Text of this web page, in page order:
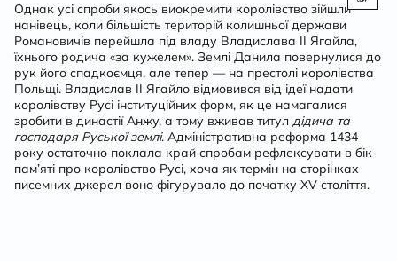
Однак усі спроби якось виокремити королівство зійшли
нанівець, коли більшість територій колишньої держави
Романовичів перейшла під владу Владислава ІІ Ягайла,
їхнього родича «за кужелем». Землі Данила повернулися до
рук його спадкоємця, але тепер — на престолі королівства
Польщі. Владислав ІІ Ягайло відмовився від ідеї надати
королівству Русі інституційних форм, як це намагалися
зробити в династії Анжу, а тому вживав титул дідича та
господаря Руської землі. Адміністративна реформа 1434
року остаточно поклала край спробам рефлексувати в бік
пам’яті про королівство Русі, хоча як термін на сторінках
писемних джерел воно фігурувало до початку XV століття.